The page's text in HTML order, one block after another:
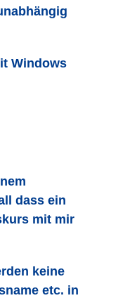
Windows
dass ein
mit mir
keine
etc. in